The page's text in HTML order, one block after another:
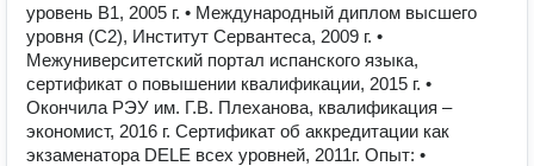
уровень В1, 2005 г. • Международный диплом высшего
уровня (С2), Институт Сервантеса, 2009 г. •
Межуниверситетский портал испанского языка,
сертификат о повышении квалификации, 2015 г. •
Окончила РЭУ им. Г.В. Плеханова, квалификация –
экономист, 2016 г. Сертификат об аккредитации как
экзаменатора DELE всех уровней, 2011г. Опыт: •